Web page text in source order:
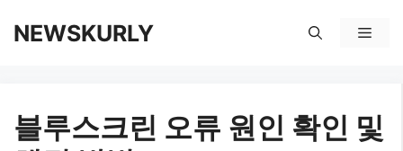
로
NEWSKURLY
메
블루스크린 오류 원인 확인 및